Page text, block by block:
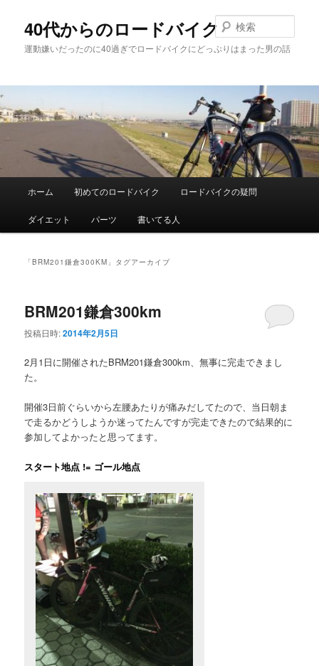
テ
ン
ツ
へ
移
ン
ツ
へ
移
動
40代からのロードバイク
運動嫌いだったのに40過ぎでロードバイクにどっぷりはまった男の話
索
メ
ホーム 初めてのロードバイク ロードバイクの疑問
ダイエット パーツ 書いてる人
「BRM201鎌倉300KM 」タグアーカイブ
BRM201鎌倉300km
投稿日時:2014年2月5日
2月1日に開催されたBRM201鎌倉300km、無事に完走できまし
た。
開催3日前ぐらいから左腰あたりが痛みだしてたので、当日朝ま
で走るかどうしようか迷ってたんですが完走できたので結果的に
参加してよかったと思ってます。
スタート地点 != ゴール地点